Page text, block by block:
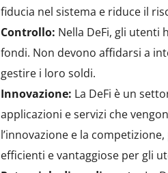
fiducia nel sistema e riduce il
Controllo: Nella DeFi, gli
fondi. Non devono affidarsi a
gestire i loro soldi.
Innovazione: La DeFi è un
applicazioni e servizi che
l’innovazione e la
efficienti e vantaggiose per gli